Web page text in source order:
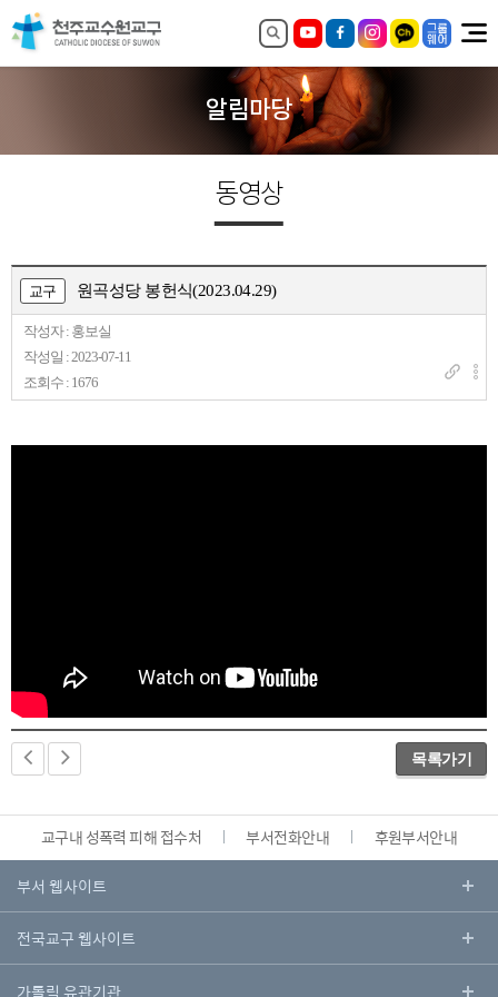
알림마당
동영상
교구 원곡성당 봉헌식(2023.04.29)
작성자 : 홍보실
작성일 : 2023-07-11
조회수 : 1676
목록가기
교구내 성폭력 피해 접수처 부서전화안내 후원부서안내